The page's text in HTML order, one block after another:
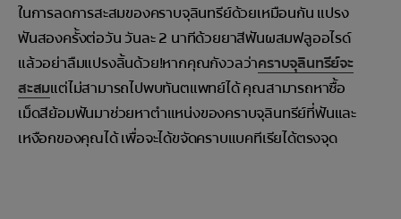
ในการลดการสะสมของคราบจุลินทรีย์ด้วยเหมือนกัน แปรง
ฟันสองครั้งต่อวัน วันละ 2 นาทีด้วยยาสีฟันผสมฟลูออไรด์
แล้วอย่าลืมแปรงลิ้นด้วย!หากคุณกังวลว่าคราบจุลินทรีย์จะ
สะสมแต่ไม่สามารถไปพบทันตแพทย์ได้ คุณสามารถหาซื้อ
เม็ดสีย้อมฟันมาช่วยหาตำแหน่งของคราบจุลินทรีย์ที่ฟันและ
เหงือกของคุณได้ เพื่อจะได้ขจัดคราบแบคทีเรียได้ตรงจุด